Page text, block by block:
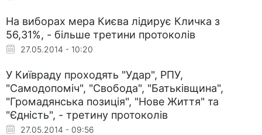
На виборах мера Києва лідирує Кличка з
56,31%, - більше третини протоколів
27.05.2014 - 10:20
У Київраду проходять "Удар", РПУ,
"Самодопоміч", "Свобода", "Батьківщина",
"Громадянська позиція", "Нове Життя" та
"Єдність", - третину протоколів
27.05.2014 - 09:56